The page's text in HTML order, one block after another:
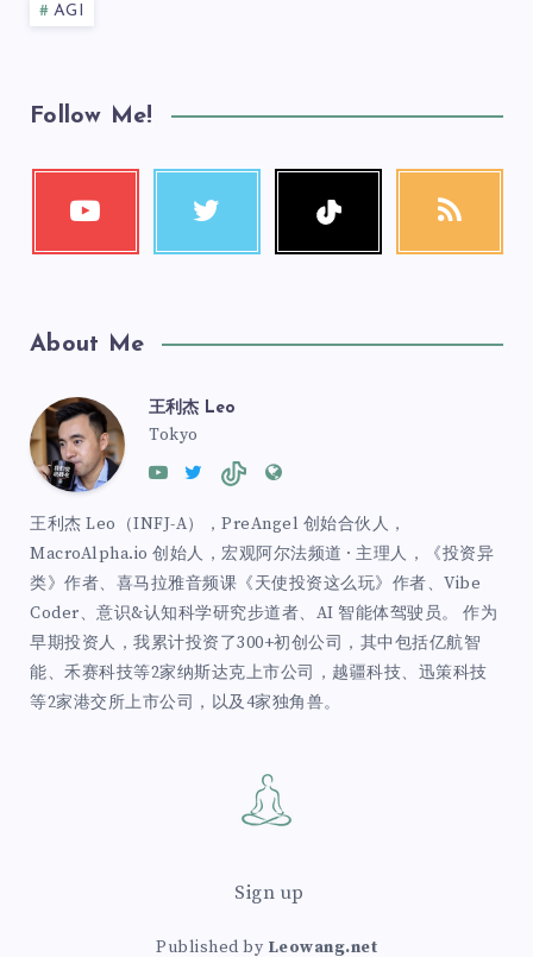
AGI
Follow Me!
About Me
王利杰 Leo
Tokyo
王利杰 Leo（INFJ-A），PreAngel 创始合伙人，
MacroAlpha.io 创始人，宏观阿尔法频道 · 主理人，《投资异
类》作者、喜马拉雅音频课《天使投资这么玩》作者、Vibe
Coder、意识&认知科学研究步道者、AI 智能体驾驶员。 作为
早期投资人，我累计投资了300+初创公司，其中包括亿航智
能、禾赛科技等2家纳斯达克上市公司，越疆科技、迅策科技
等2家港交所上市公司，以及4家独角兽。
Sign up
Published by Leowang.net